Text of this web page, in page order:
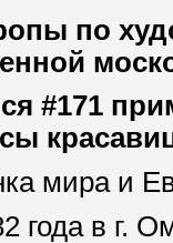
по
#171
мира и
года в г.